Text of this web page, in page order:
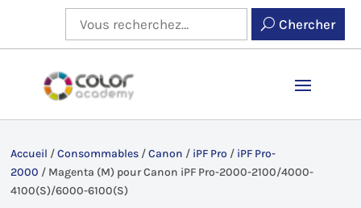
Chercher
Accueil /Consommables /Canon / iPF Pro / iPF Pro-
2000 / Magenta (M) pour Canon iPF Pro-2000-2100/4000-
4100(S)/6000-6100(S)